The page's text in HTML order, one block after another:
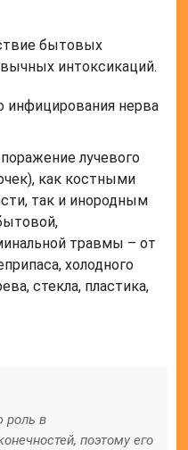
бытовых
интоксикаций.
инфицирования нерва
лучевого
как костными
так и инородным
травмы – от
холодного
стекла, пластика,
роль в
поэтому его